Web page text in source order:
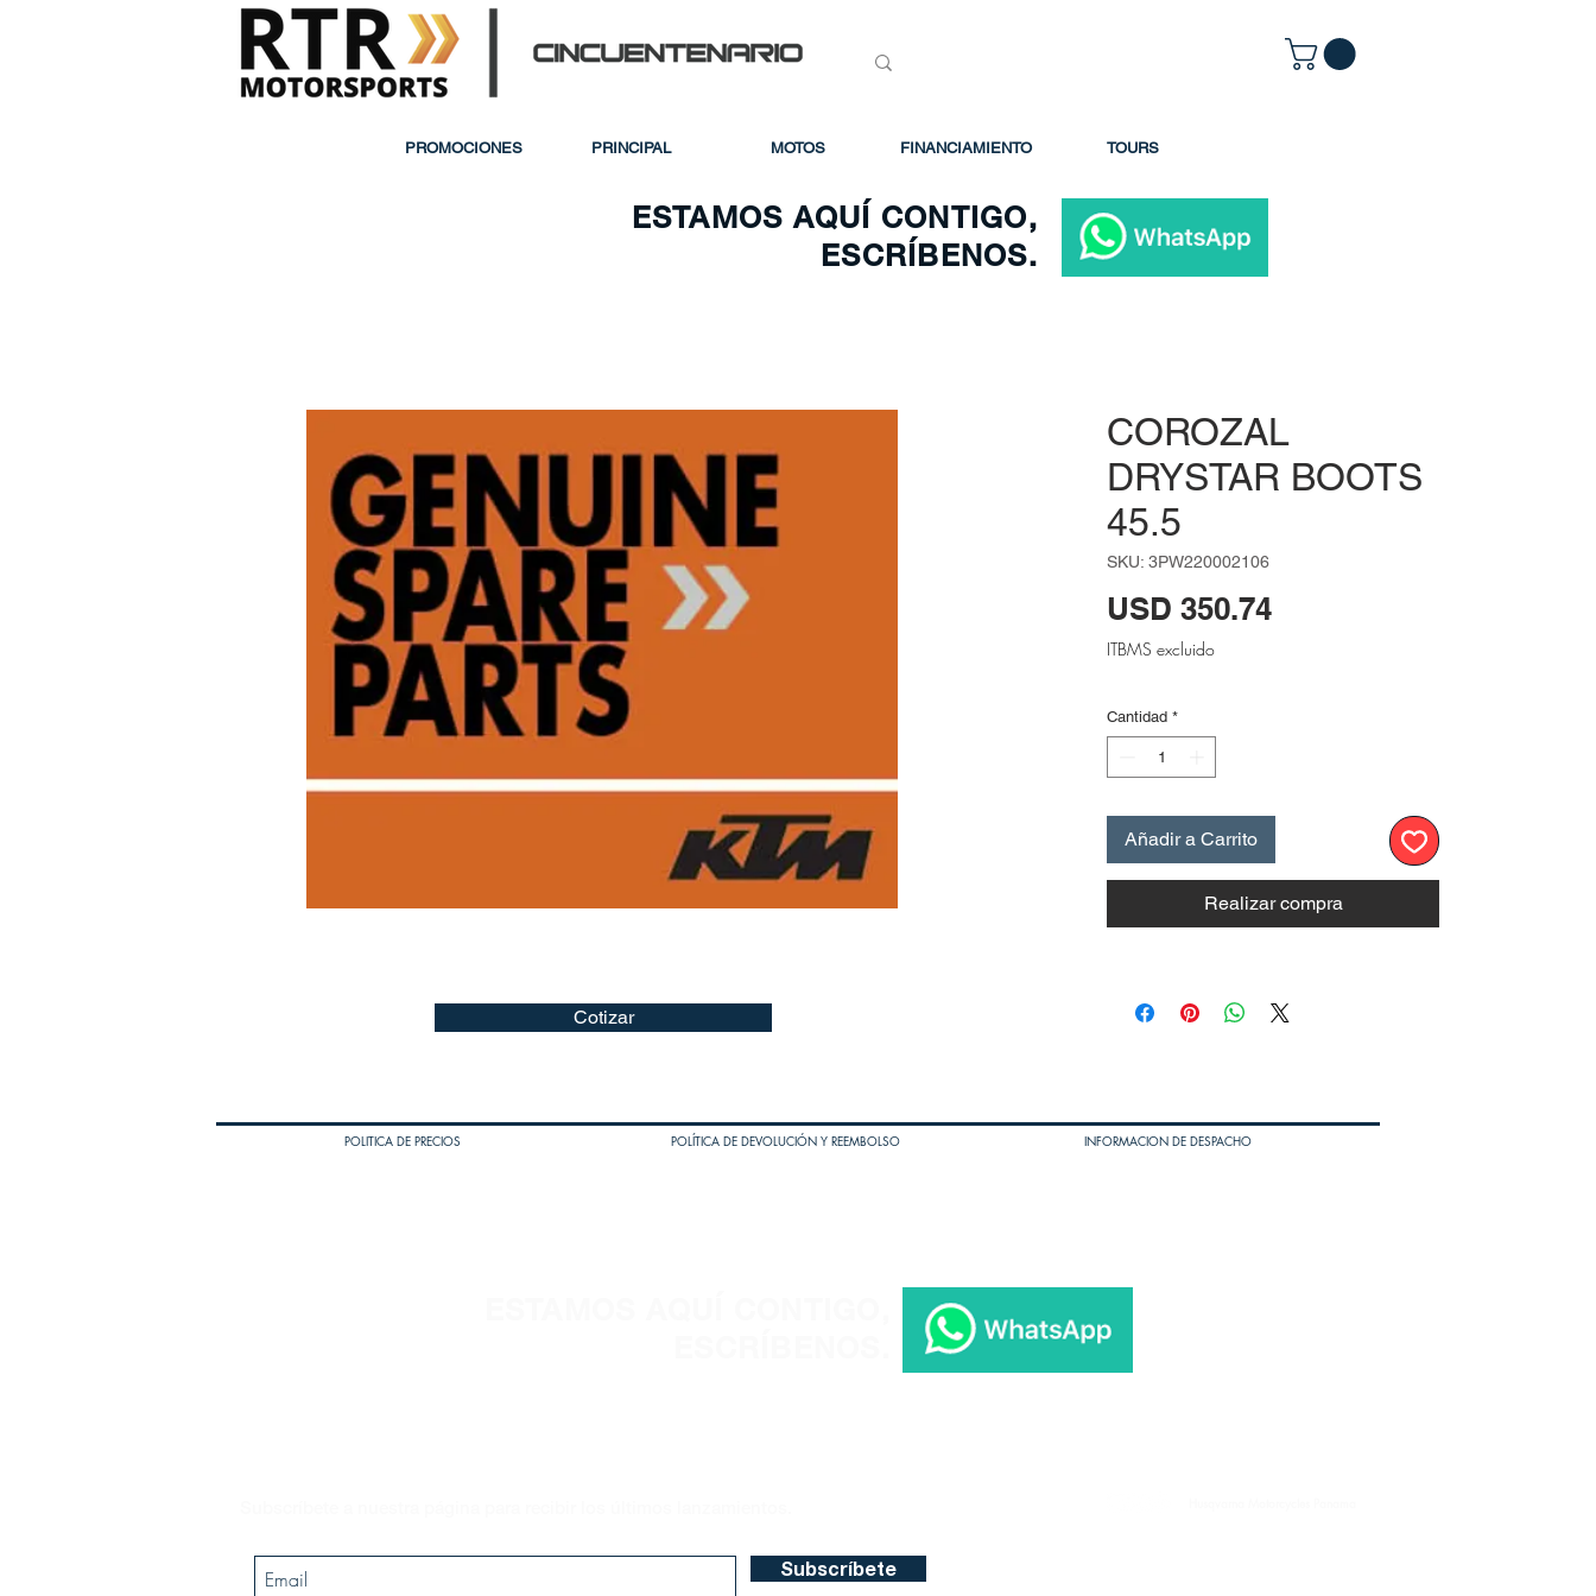
PROMOCIONES PRINCIPAL MOTOS FINANCIAMIENTO TOURS
COROZAL
DRYSTAR BOOTS
45.5
SKU: 3PW220002106
USD 350.74Precio
ITBMS excluido
Cantidad *
Añadir a Carrito
Realizar compra
ESTAMOS AQUÍ CONTIGO,
ESCRÍBENOS.
Cotizar
POLITICA DE PRECIOS POLÍTICA DE DEVOLUCIÓN Y REEMBOLSO INFORMACION DE DESPACHO
Subscríbete